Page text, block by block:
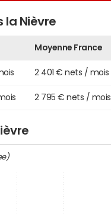
la Nièvre
Moyenne France
2 401 € nets / mois
2 795 € nets / mois